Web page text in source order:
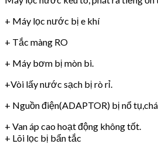
+ Máy lọc nước bị e khí
+ Tắc màng RO
+ Máy bơm bị mòn bi.
+Vòi lấy nước sạch bị rò rỉ.
+ Nguồn điện(ADAPTOR) bị nổ
+ Van áp cao hoạt động không tốt.
+ Lõi lọc bị bẩn tắc